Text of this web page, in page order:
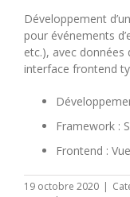
Développement
pour événements
etc.), avec
interface frontend
Framework :
Frontend :
19 octobre 2020 |